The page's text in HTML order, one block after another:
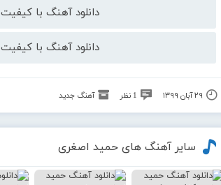
دانلود آهنگ با کیفیت 320
دانلود آهنگ با کیفیت 128
۲۹ آبان ۱۳۹۹ 1 نظر آهنگ جدید
سایر آهنگ های حمید اصغری